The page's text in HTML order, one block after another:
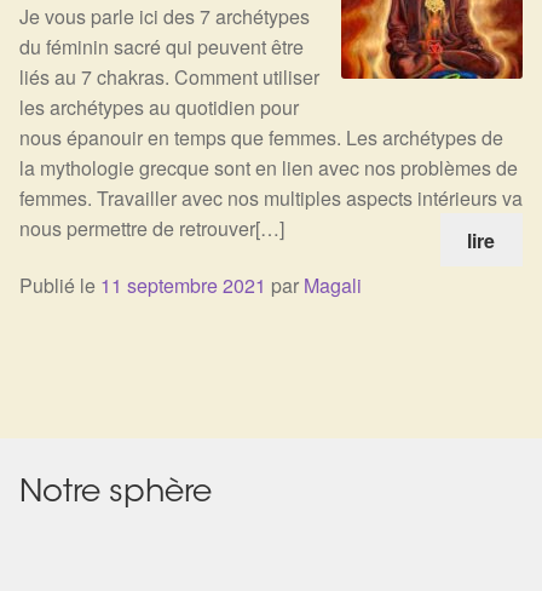
Soin beauté
Sels de bain
Encens
Déco
Cadeaux de naissance
Magie: Le Savoir des Sorcières
Je vous parle ici des 7 archétypes
du féminin sacré qui peuvent être
liés au 7 chakras. Comment utiliser
les archétypes au quotidien pour
nous épanouir en temps que femmes. Les archétypes de
la mythologie grecque sont en lien avec nos problèmes de
femmes. Travailler avec nos multiples aspects intérieurs va
nous permettre de retrouver[…]
lire
Publié le 11 septembre 2021 par Magali
Notre sphère